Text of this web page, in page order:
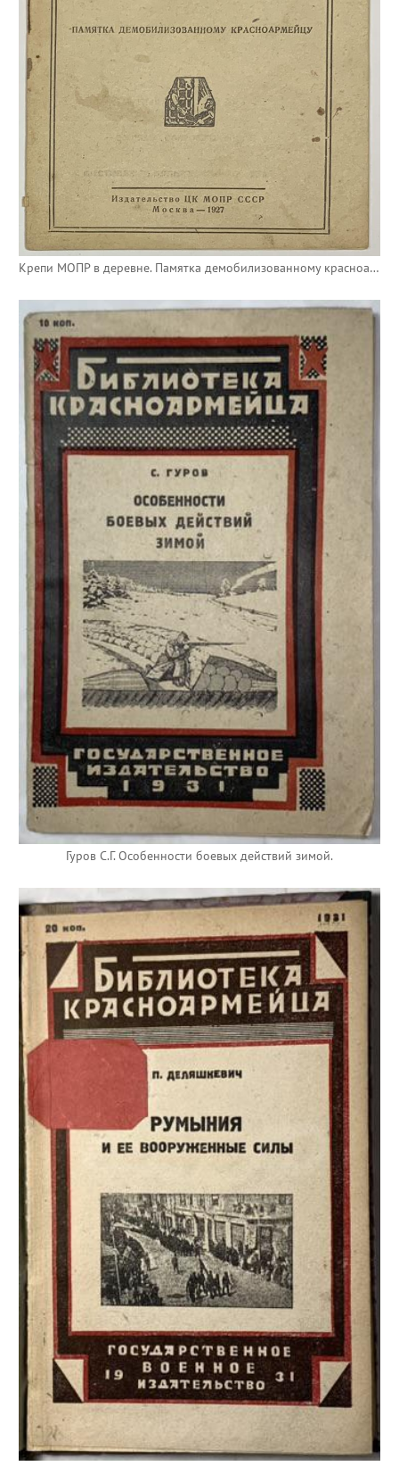
Крепи МОПР в деревне. Памятка демобилизованному красноармейцу.
Гуров С.Г. Особенности боевых действий зимой.